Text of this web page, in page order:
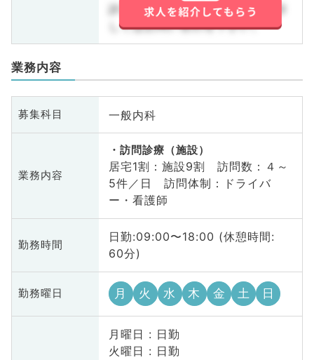
詳しくはお問い合わせ下さい。詳
しくはお問い合わせ下さい。
業務内容
募集科目 一般内科
業務内容
訪問診療（施設）
居宅1割：施設9割 訪問数：４～
5件／日 訪問体制：ドライバ
ー・看護師
勤務時間
日勤:09:00〜18:00 (休憩時間:
60分)
勤務曜日 月 火 水 木 金 土 日
月曜日 : 日勤
火曜日 : 日勤